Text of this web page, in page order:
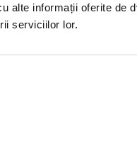
alte informații oferite de
serviciilor lor.
si o editie saptamanala
evenimente.